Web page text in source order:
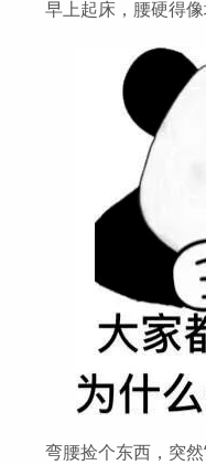
早上起床，腰硬得像
弯腰捡个东西，突然“